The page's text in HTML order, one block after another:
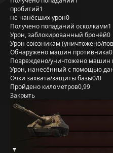
пробитий1
не нанёсших урон0
Получено попаданий осколками1
Урон, заблокированный бронёй0
Урон союзникам (уничтожено/
Обнаружено машин противника0
Повреждено/уничтожено машин
Урон, нанесённый с помощью
Очки захвата/защиты базы0/0
Пройдено километров0,99
Закрыть